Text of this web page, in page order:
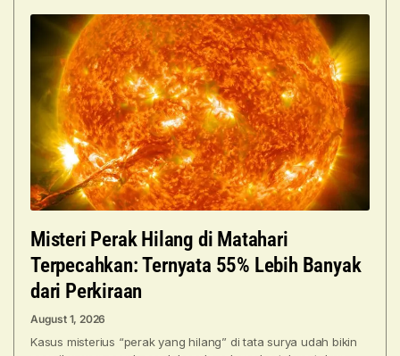
Misteri Perak Hilang di Matahari
Terpecahkan: Ternyata 55% Lebih Banyak
dari Perkiraan
August 1, 2026
Kasus misterius “perak yang hilang” di tata surya udah bikin